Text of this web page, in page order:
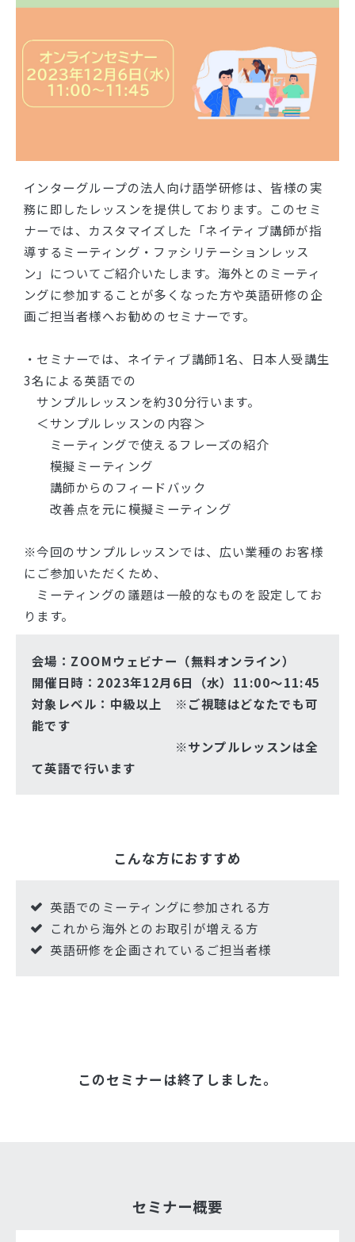
インターグループの法人向け語学研修は、皆様の実
務に即したレッスンを提供しております。このセミ
ナーでは、カスタマイズした「ネイティブ講師が指
導するミーティング・ファシリテーションレッス
ン」についてご紹介いたします。海外とのミーティ
ングに参加することが多くなった方や英語研修の企
画ご担当者様へお勧めのセミナーです。
・セミナーでは、ネイティブ講師1名、日本人受講生
3名による英語での
サンプルレッスンを約30分行います。
＜サンプルレッスンの内容＞
ミーティングで使えるフレーズの紹介
模擬ミーティング
講師からのフィードバック
改善点を元に模擬ミーティング
※今回のサンプルレッスンでは、広い業種のお客様
にご参加いただくため、
ミーティングの議題は一般的なものを設定してお
ります。
会場：ZOOMウェビナー（無料オンライン）
開催日時：2023年12月6日（水）11:00〜11:45
対象レベル：中級以上 ※ご視聴はどなたでも可
能です
※サンプルレッスンは全
て英語で行います
こんな方におすすめ
英語でのミーティングに参加される方
これから海外とのお取引が増える方
英語研修を企画されているご担当者様
このセミナーは終了しました。
セミナー概要